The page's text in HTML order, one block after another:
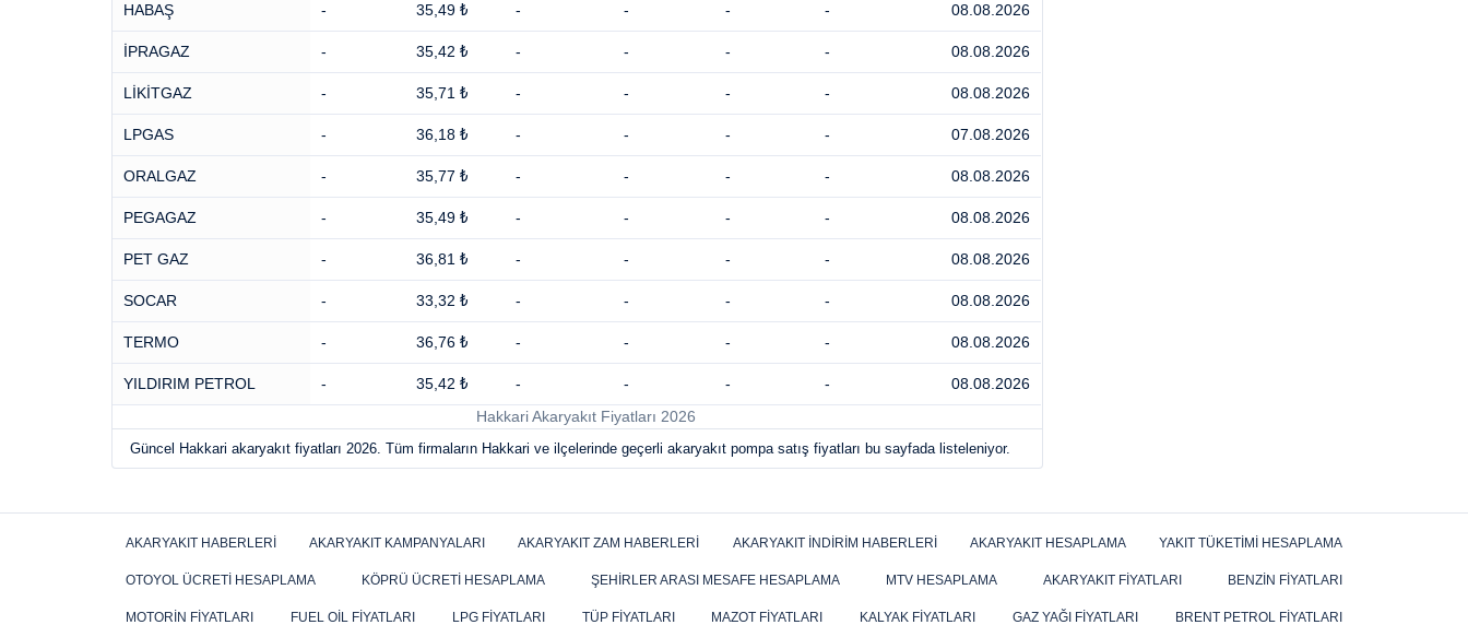
HABAŞ - 35,49 ₺ - - - - 08.08.2026
İPRAGAZ - 35,42 ₺ - - - - 08.08.2026
LİKİTGAZ - 35,71 ₺ - - - - 08.08.2026
LPGAS - 36,18 ₺ - - - - 07.08.2026
ORALGAZ - 35,77 ₺ - - - - 08.08.2026
PEGAGAZ - 35,49 ₺ - - - - 08.08.2026
PET GAZ - 36,81 ₺ - - - - 08.08.2026
SOCAR - 33,32 ₺ - - - - 08.08.2026
TERMO - 36,76 ₺ - - - - 08.08.2026
YILDIRIM PETROL - 35,42 ₺ - - - -
08.08.2026
Hakkari Akaryakıt Fiyatları 2026
Güncel Hakkari akaryakıt fiyatları 2026. Tüm firmaların Hakkari ve ilçelerinde geçerli akaryakıt pompa satış fiyatları bu sayfada listeleniyor.
AKARYAKIT HABERLERI AKARYAKIT KAMPANYALARI AKARYAKIT ZAM HABERLERI AKARYAKIT İNDIRIM HABERLERI AKARYAKIT HESAPLAMA YAKIT TÜKETIMI HESAPLAMA
OTOYOL ÜCRETI HESAPLAMA KÖPRÜ ÜCRETI HESAPLAMA ŞEHIRLER ARASI MESAFE HESAPLAMA MTV HESAPLAMA AKARYAKIT FIYATLARI BENZIN FIYATLARI
MOTORIN FIYATLARI FUEL OIL FIYATLARI LPG FIYATLARI TÜP FIYATLARI MAZOT FIYATLARI KALYAK FIYATLARI GAZ YAĞI FIYATLARI BRENT PETROL FIYATLARI